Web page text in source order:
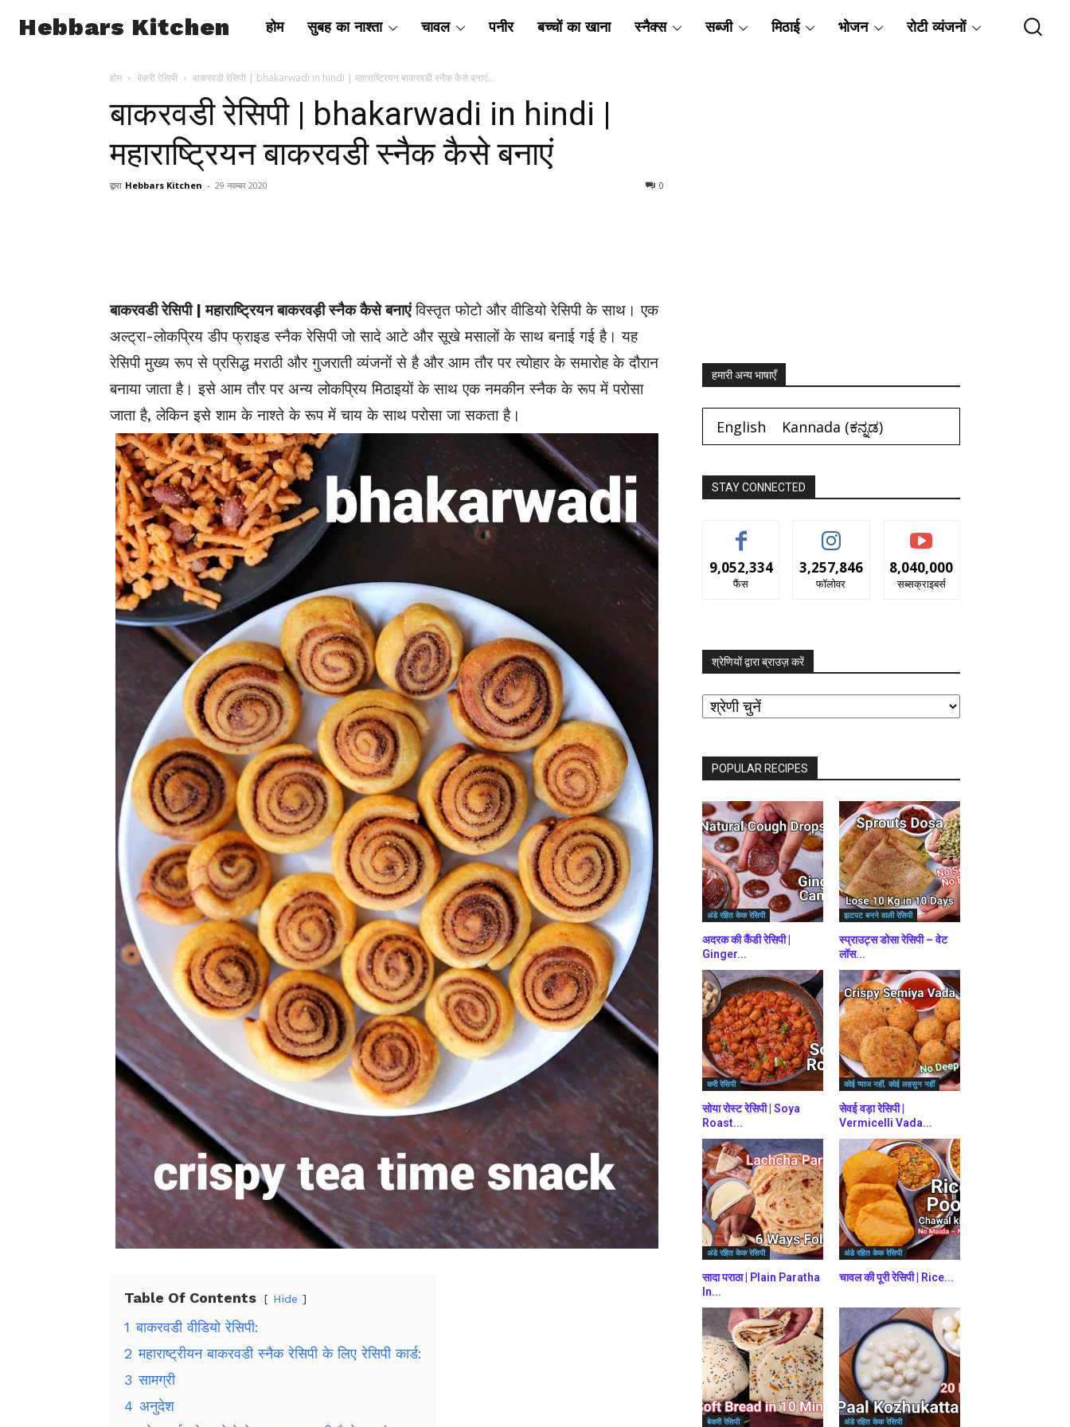
Hebbars Kitchen होम सुबह का नाश्ता चावल पनीर बच्चों का खाना स्नैक्स सब्जी मिठाई भोजन रोटी व्यंजनों
होम बेकरी रेसिपी बाकरवडी रेसिपी | bhakarwadi in hindi | महाराष्ट्रियन बाकरवडी स्नैक कैसे बनाएं...
बाकरवडी रेसिपी | bhakarwadi in hindi |
महाराष्ट्रियन बाकरवडी स्नैक कैसे बनाएं
द्वारा Hebbars Kitchen - 29 नवम्बर 2020 0
बाकरवडी रेसिपी | महाराष्ट्रियन बाकरवड़ी स्नैक कैसे बनाएंविस्तृत फोटो और वीडियो रेसिपी के साथ। एक
अल्ट्रा-लोकप्रिय डीप फ्राइड स्नैक रेसिपी जो सादे आटे और सूखे मसालों के साथ बनाई गई है। यह
रेसिपी मुख्य रूप से प्रसिद्ध मराठी और गुजराती व्यंजनों से है और आम तौर पर त्योहार के समारोह के दौरान
बनाया जाता है। इसे आम तौर पर अन्य लोकप्रिय मिठाइयों के साथ एक नमकीन स्नैक के रूप में परोसा
जाता है, लेकिन इसे शाम के नाश्ते के रूप में चाय के साथ परोसा जा सकता है।
Table Of Contents Hide
1 बाकरवडी वीडियो रेसिपी:
2 महाराष्ट्रीयन बाकरवडी स्नैक रेसिपी के लिए रेसिपी कार्ड:
3 सामग्री
4 अनुदेश
हमारी अन्य भाषाएँ
English Kannada (ಕನ್ನಡ)
STAY CONNECTED
9,052,334
फैंस
3,257,846
फॉलोवर
8,040,000
सब्सक्राइबर्स
श्रेणियों द्वारा ब्राउज़ करें
श्रेणियों
द्वारा
ब्राउज़
POPULAR RECIPES
अंडे रहित केक रेसिपी
अदरक की कैंडी रेसिपी |
Ginger...
झटपट बनने वाली रेसिपी
स्प्राउट्स डोसा रेसिपी – वेट
लॉस...
करी रेसिपी
सोया रोस्ट रेसिपी | Soya
Roast...
कोई प्याज नहीं, कोई लहसुन नहीं
सेवई वड़ा रेसिपी |
Vermicelli Vada...
अंडे रहित केक रेसिपी
सादा पराठा | Plain Paratha
In...
अंडे रहित केक रेसिपी
चावल की पूरी रेसिपी | Rice...
बेकरी रेसिपी अंडे रहित केक रेसिपी